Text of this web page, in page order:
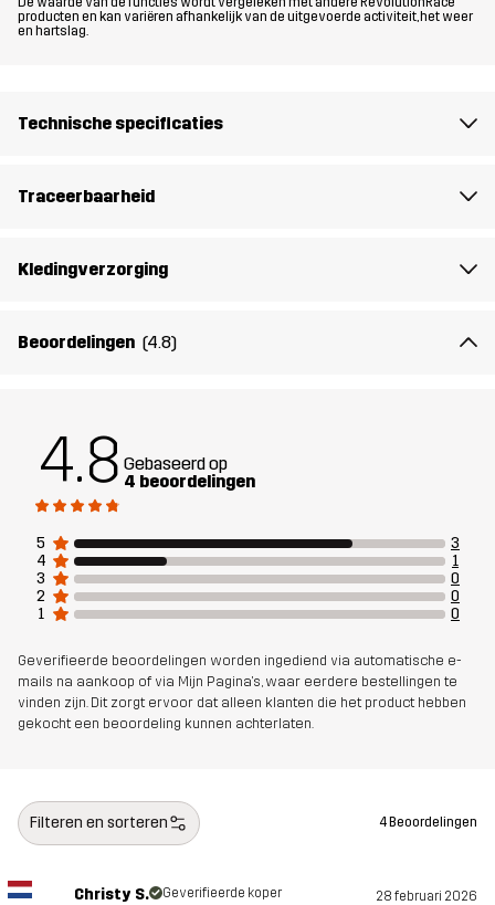
Pasvorm
Artikelnummer
producten en kan variëren afhankelijk van de uitgevoerde activiteit, het weer
en hartslag.
Technische specificaties
Traceerbaarheid
Kledingverzorging
Beoordelingen (4.8)
4.8 Gebaseerd op
4 beoordelingen
5
3
4
1
3
0
2
0
1
0
Geverifieerde beoordelingen worden ingediend via automatische e-
mails na aankoop of via Mijn Pagina's, waar eerdere bestellingen te
vinden zijn. Dit zorgt ervoor dat alleen klanten die het product hebben
gekocht een beoordeling kunnen achterlaten.
Filteren en sorteren 4 Beoordelingen
Christy S. Geverifieerde koper 28 februari 2026